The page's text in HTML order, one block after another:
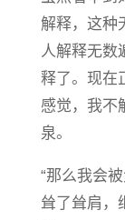
解释，这种
人解释无数
释了。现在
感觉，我不
泉。
“那么我会
耸了耸肩，